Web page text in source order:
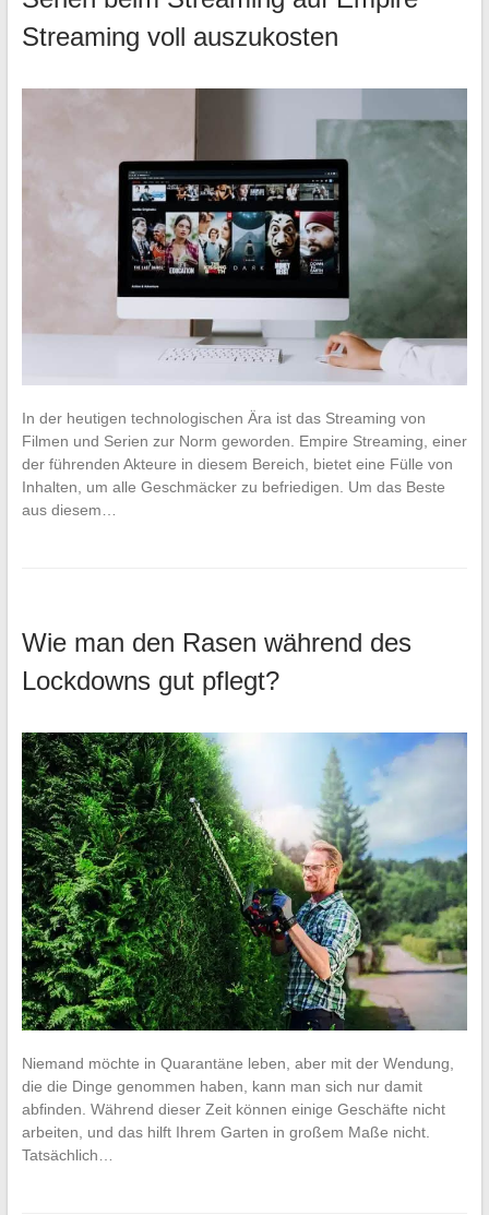
Streaming voll auszukosten
In der heutigen technologischen Ära ist das Streaming von
Filmen und Serien zur Norm geworden. Empire Streaming, einer
der führenden Akteure in diesem Bereich, bietet eine Fülle von
Inhalten, um alle Geschmäcker zu befriedigen. Um das Beste
aus diesem…
Wie man den Rasen während des
Lockdowns gut pflegt?
Niemand möchte in Quarantäne leben, aber mit der Wendung,
die die Dinge genommen haben, kann man sich nur damit
abfinden. Während dieser Zeit können einige Geschäfte nicht
arbeiten, und das hilft Ihrem Garten in großem Maße nicht.
Tatsächlich…